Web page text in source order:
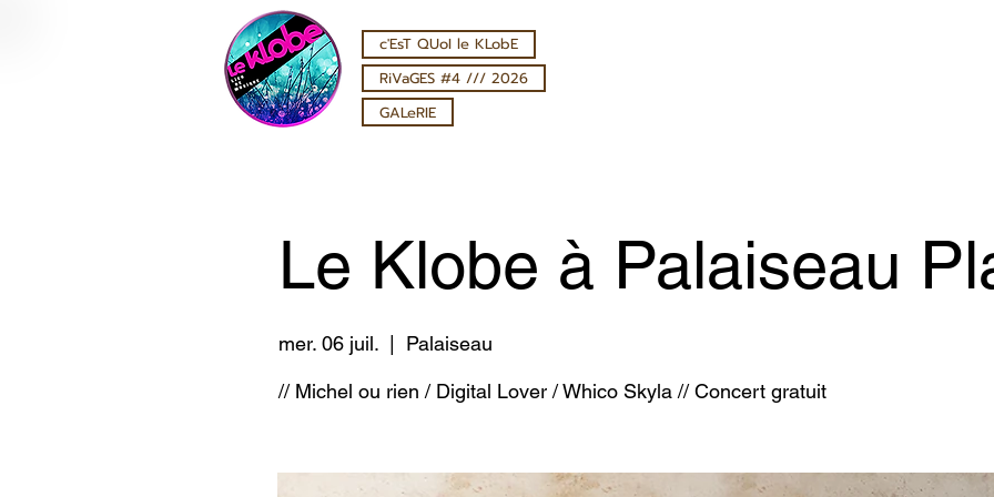
c'EsT QUoI le KLobE
RiVaGES #4 /// 2026
GALeRIE
Le Klobe à Palaiseau
mer. 06 juil.
  |
Palaiseau
// Michel ou rien / Digital Lover / Whico Skyla // Concert gratuit